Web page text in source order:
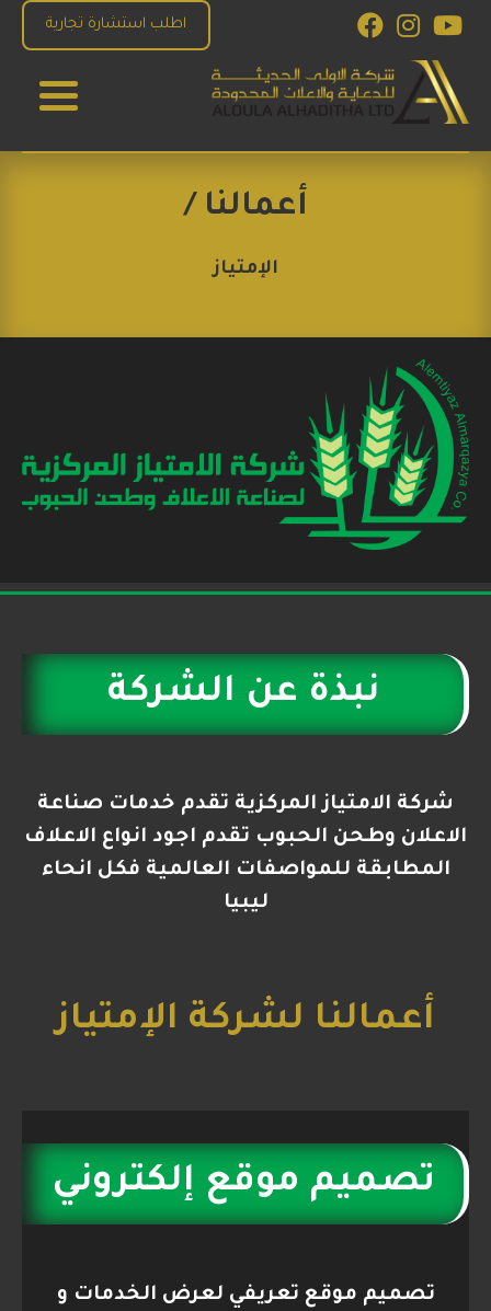
content
YouTube
Instagram
Facebook اطلب استشارة تجارية
أعمالنا /
الإمتياز
نبذة عن الشركة
شركة الامتياز المركزية تقدم خدمات صناعة
الاعلان وطحن الحبوب تقدم اجود انواع الاعلاف
المطابقة للمواصفات العالمية فكل انحاء
ليبيا
أعمالنا لشركة الإمتياز
تصميم موقع إلكتروني
تصميم موقع تعريفي لعرض الخدمات و